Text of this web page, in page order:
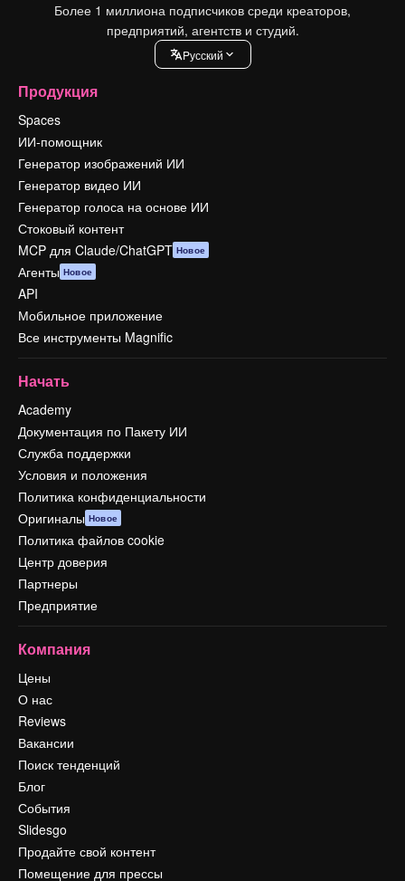
Более 1 миллиона подписчиков среди креаторов,
предприятий, агентств и студий.
Pусский
Продукция
Spaces
ИИ-помощник
Генератор изображений ИИ
Генератор видео ИИ
Генератор голоса на основе ИИ
Стоковый контент
MCP для Claude/ChatGPT Новое
Агенты Новое
API
Мобильное приложение
Все инструменты Magnific
Начать
Academy
Документация по Пакету ИИ
Служба поддержки
Условия и положения
Политика конфиденциальности
Оригиналы Новое
Политика файлов cookie
Центр доверия
Партнеры
Предприятие
Компания
Цены
О нас
Reviews
Вакансии
Поиск тенденций
Блог
События
Slidesgo
Продайте свой контент
Помещение для прессы